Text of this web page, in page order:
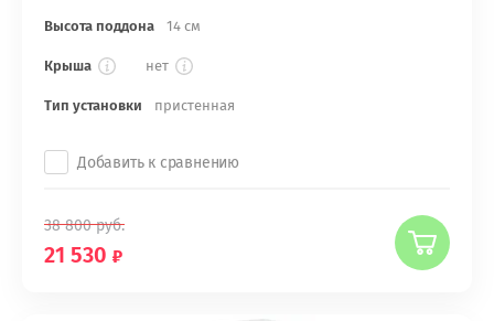
Высота поддона 14 см
Крыша нет
Тип установки пристенная
Добавить к сравнению
38 800руб.
21 530